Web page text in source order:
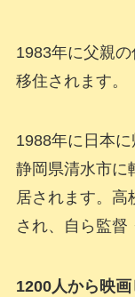
1983年に父親
移住されます。
1988年に日本
静岡県清水市に
居されます。高
され、自ら監督
1200人から映